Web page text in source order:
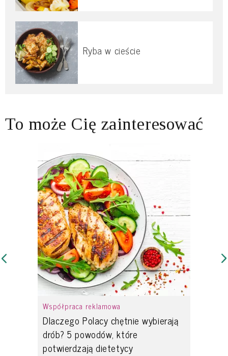
Ryba w cieście
To może Cię zainteresować
Współpraca reklamowa
Dlaczego Polacy chętnie wybierają
drób? 5 powodów, które
potwierdzają dietetycy